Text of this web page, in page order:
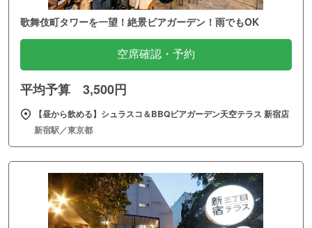
歌舞伎町タワーを一望！絶景ビアガーデン！雨でもOK
空席確認・予約
平均予算 3,500円
【昼から飲める】シュラスコ＆BBQビアガーデン天空テラス 新宿店
新宿駅／東京都